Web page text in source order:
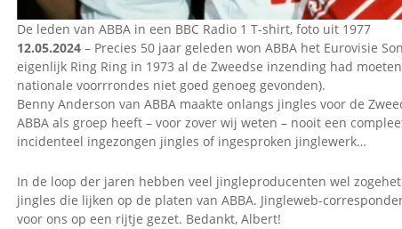
De leden van ABBA in een BBC Radio 1 T-shirt, foto uit 1977
12.05.2024 – Precies 50 jaar geleden won ABBA het Eurovisie
eigenlijk Ring Ring in 1973 al de Zweedse inzending had
nationale voorrrondes niet goed genoeg gevonden).
Benny Anderson van ABBA maakte onlangs jingles voor de
ABBA als groep heeft – voor zover wij weten – nooit een
incidenteel ingezongen jingles of ingesproken jinglewerk…
In de loop der jaren hebben veel jingleproducenten wel
jingles die lijken op de platen van ABBA. Jingleweb-
voor ons op een rijtje gezet. Bedankt, Albert!